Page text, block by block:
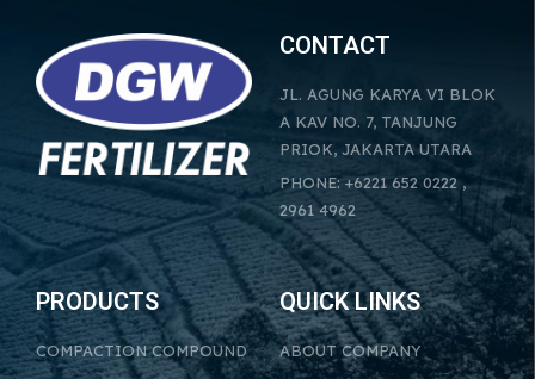
CONTACT
JL. AGUNG KARYA VI BLOK
A KAV NO. 7, TANJUNG
PRIOK, JAKARTA UTARA
PHONE: +6221 652 0222 ,
2961 4962
PRODUCTS
COMPACTION COMPOUND
QUICK LINKS
ABOUT COMPANY